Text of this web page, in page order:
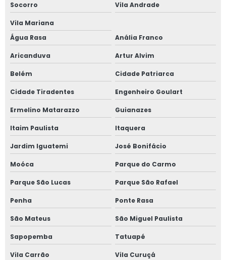
Janela de correr 2 folhas
Janela de correr 2 folhas alumínio
Janela de correr 3 folhas
Janela de correr 4 folhas
Janela de correr para quarto
Janela fixa vidro duplo
Janela de giro
Janela oscilo batente preço
Janela com persiana entre vidros
Janela sobrepor acústica
Socorro Vila Andrade
Vila Mariana
Água Rasa
Anália Franco
Aricanduva Artur Alvim
Belém Cidade Patriarca
Cidade Tiradentes Engenheiro Goulart
Ermelino Matarazzo Guianazes
Itaim Paulista Itaquera
Jardim Iguatemi José Bonifácio
Moóca Parque do Carmo
Parque São Lucas Parque São Rafael
Penha Ponte Rasa
São Mateus São Miguel Paulista
Sapopemba Tatuapé
Vila Carrão Vila Curuçá